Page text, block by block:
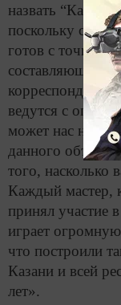
назвать
поскольку
готов с точки
составляющей,
корреспонденту
ведутся с
может нас не
данного
того, насколько
Каждый мастер,
принял участие
играет
что построили
Казани и всей
лет».